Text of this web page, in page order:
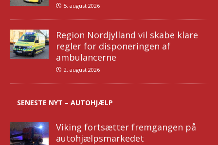
5. august 2026
Region Nordjylland vil skabe klare
regler for disponeringen af
ambulancerne
2. august 2026
SENESTE NYT – AUTOHJÆLP
Viking fortsætter fremgangen på
autohjælpsmarkedet